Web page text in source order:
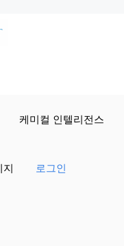
케미컬 인텔리전스
지 로그인